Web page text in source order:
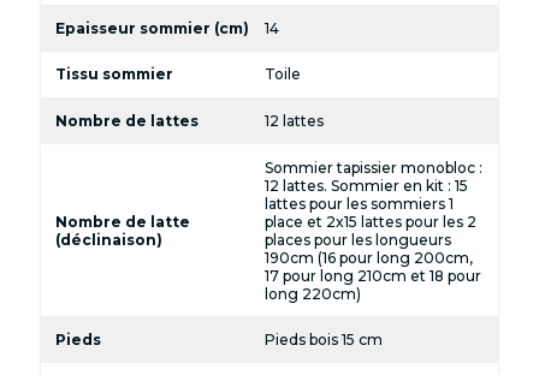
Epaisseur sommier (cm) 14
Tissu sommier Toile
Nombre de lattes 12 lattes
Nombre de latte
(déclinaison)
Sommier tapissier monobloc :
12 lattes. Sommier en kit : 15
lattes pour les sommiers 1
place et 2x15 lattes pour les 2
places pour les longueurs
190cm (16 pour long 200cm,
17 pour long 210cm et 18 pour
long 220cm)
Pieds Pieds bois 15 cm